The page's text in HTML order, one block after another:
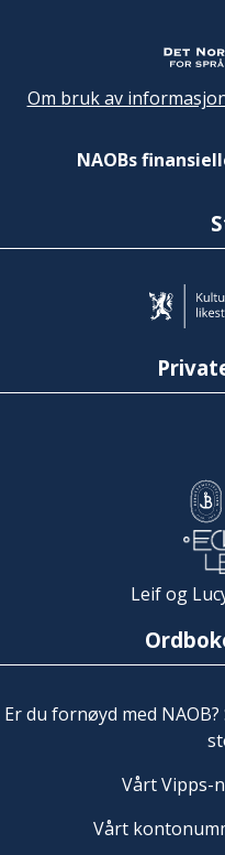
Om bruk av
NAOBs
Leif og
Er du fornøyd med
Vårt Vipps-
Vårt